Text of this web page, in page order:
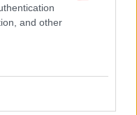
and other